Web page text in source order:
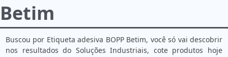
Betim
Buscou por Etiqueta adesiva BOPP Betim, você só vai descobrir
nos resultados do Soluções Industriais, cote produtos hoje